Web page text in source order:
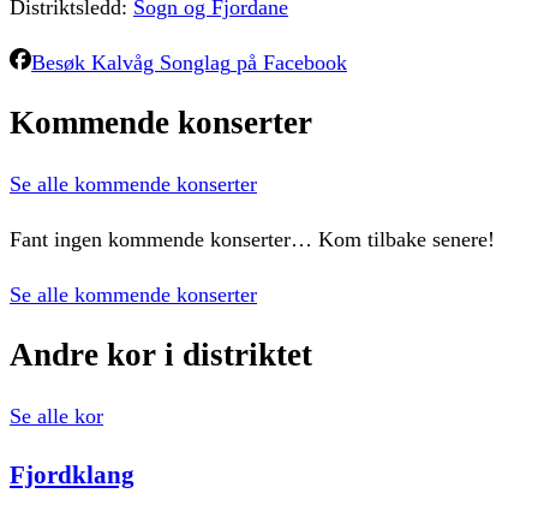
Distriktsledd: Sogn og Fjordane
Besøk Kalvåg Songlag på Facebook
Kommende konserter
Se alle kommende konserter
Fant ingen kommende konserter… Kom tilbake senere!
Se alle kommende konserter
Andre kor i distriktet
Se alle kor
Fjordklang